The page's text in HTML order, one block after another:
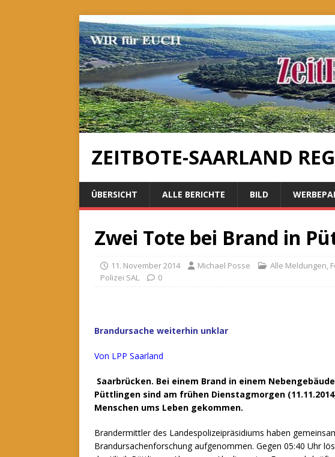
ZEITBOTE-SAARLAND
ÜBERSICHT ALLE BERICHTE BILD
Zwei Tote bei Brand in
11. November 2014 Michael Posse Alle Meldungen,
Polizei SAL
0
Brandursache weiterhin unklar
Von LPP Saarland
Saarbrücken. Bei einem Brand in einem
Püttlingen sind am frühen Dienstagmorgen
Menschen ums Leben gekommen.
Brandermittler des Landespolizeipräsidiums haben
Brandursachenforschung aufgenommen. Gegen 05:40 Uhr